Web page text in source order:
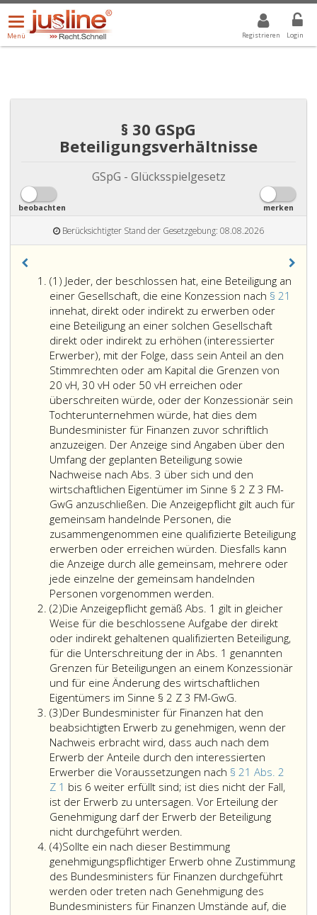
Registrieren Login
Menü
öffnen/schließen
Menü
ALLE DROPDOWN: GEWÄHLTER WERT IST ALLE
§ 30 GSpG
Beteiligungsverhältnisse
GSpG - Glücksspielgesetz
beobachten merken
Berücksichtigter Stand der Gesetzgebung: 08.08.2026
Absatz
eins
(1) Jeder, der beschlossen hat, eine Beteiligung an
einer Gesellschaft, die eine Konzession nach § 21
innehat, direkt oder indirekt zu erwerben oder
eine Beteiligung an einer solchen Gesellschaft
direkt oder indirekt zu erhöhen (interessierter
Erwerber), mit der Folge, dass sein Anteil an den
Stimmrechten oder am Kapital die Grenzen von
20 vH, 30 vH oder 50 vH erreichen oder
überschreiten würde, oder der Konzessionär sein
Tochterunternehmen würde, hat dies dem
Bundesminister für Finanzen zuvor schriftlich
anzuzeigen. Der Anzeige sind Angaben über den
Umfang der geplanten Beteiligung sowie
Nachweise nach Abs. 3 über sich und den
wirtschaftlichen Eigentümer im Sinne § 2 Z 3 FM-
GwG anzuschließen. Die Anzeigepflicht gilt auch für
gemeinsam handelnde Personen, die
zusammengenommen eine qualifizierte Beteiligung
erwerben oder erreichen würden. Diesfalls kann
die Anzeige durch alle gemeinsam, mehrere oder
jede einzelne der gemeinsam handelnden
Personen vorgenommen werden.
Jeder,
der
beschlossen
hat,
eine
Beteiligung
an
einer
Gesellschaft,
die
eine
Konzession
nach
Paragraph
21,
direkt
oder
indirekt
zu
erwerben
(2)Absatz
2
Die Anzeigepflicht gemäß Abs. 1 gilt in gleicher
Weise für die beschlossene Aufgabe der direkt
oder indirekt gehaltenen qualifizierten Beteiligung,
für die Unterschreitung der in Abs. 1 genannten
Grenzen für Beteiligungen an einem Konzessionär
und für eine Änderung des wirtschaftlichen
Eigentümers im Sinne § 2 Z 3 FM-GwG.
Anzeigepflicht
gemäß
Absatz
eins,
gilt
in
gleicher
Weise
beschlossene
Aufgabe
der
direkt
(3)Absatz
3
Der Bundesminister für Finanzen hat den
beabsichtigten Erwerb zu genehmigen, wenn der
Nachweis erbracht wird, dass auch nach dem
Erwerb der Anteile durch den interessierten
Erwerber die Voraussetzungen nach § 21 Abs. 2
Z 1 bis 6 weiter erfüllt sind; ist dies nicht der Fall,
ist der Erwerb zu untersagen. Vor Erteilung der
Genehmigung darf der Erwerb der Beteiligung
nicht durchgeführt werden.
Bundesminister
für
Finanzen
hat
den
(4)Absatz
4
Sollte ein nach dieser Bestimmung
genehmigungspflichtiger Erwerb ohne Zustimmung
des Bundesministers für Finanzen durchgeführt
werden oder treten nach Genehmigung des
Bundesministers für Finanzen Umstände auf, die